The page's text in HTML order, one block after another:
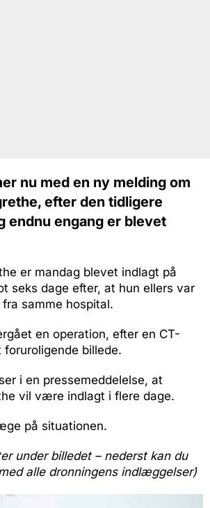
nu med en ny melding om
efter den tidligere
endnu engang er blevet
er mandag blevet indlagt på
seks dage efter, at hun ellers var
samme hospital.
en operation, efter en CT-
billede.
i en pressemeddelelse, at
vil være indlagt i flere dage.
på situationen.
under billedet – nederst kan du
alle dronningens indlæggelser)